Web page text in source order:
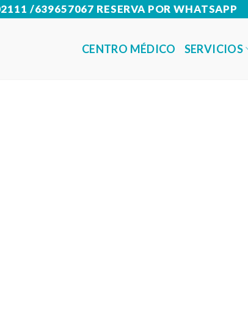
/639657067 RESERVA POR WHATSAPP
CENTRO MÉDICO SERVICIOS